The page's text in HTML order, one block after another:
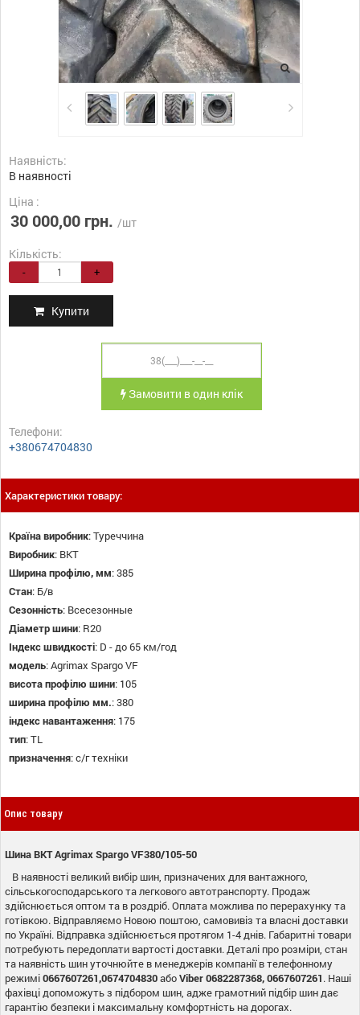
Наявність:
В наявності
Ціна :
30 000,00 грн. /шт
Кількість:
- +
Купити
Замовити в один клік
Телефони:
+380674704830
Характеристики товару:
Країна виробник:Туреччина
Виробник: BKT
Ширина профілю, мм:385
Стан: Б/в
Сезонність: Всесезонные
Діаметр шини: R20
Індекс швидкості: D - до 65 км/год
модель:Agrimax Spargo VF
висота профілю шини: 105
ширина профілю мм.:380
індекс навантаження: 175
тип:TL
призначення:с/г техніки
Опис товару
Шина ВКТ Agrimax Spargo VF380/105-50
В наявності великий вибір шин, призначених для вантажного,
сільськогосподарського та легкового автотранспорту. Продаж
здійснюється оптом та в роздріб. Оплата можлива по перерахунку та
готівкою. Відправляємо Новою поштою, самовивіз та власні доставки
по Україні. Відправка здійснюється протягом 1-4 днів. Габаритні товари
потребують передоплати вартості доставки. Деталі про розміри, стан
та наявність шин уточнюйте в менеджерів компанії в телефонному
режимі0667607261,0674704830абоViber 0682287368, 0667607261. Наші
фахівці допоможуть з підбором шин, адже грамотний підбір шин дає
гарантію безпеки і максимальну комфортність на дорогах.